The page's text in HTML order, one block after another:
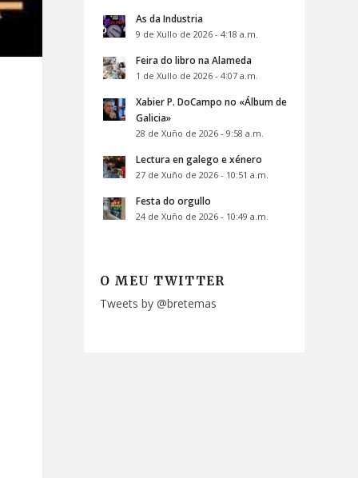
As da Industria
9 de Xullo de 2026 - 4:18 a.m.
Feira do libro na Alameda
1 de Xullo de 2026 - 4:07 a.m.
Xabier P. DoCampo no «Álbum de
Galicia»
28 de Xuño de 2026 - 9:58 a.m.
Lectura en galego e xénero
27 de Xuño de 2026 - 10:51 a.m.
Festa do orgullo
24 de Xuño de 2026 - 10:49 a.m.
O MEU TWITTER
Tweets by @bretemas